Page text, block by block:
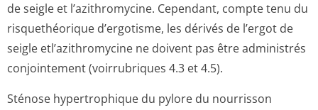
de seigle et l’azithromycine. Cependant, compte tenu du
risquethéorique d’ergotisme, les dérivés de l’ergot de
seigle etl’azithromycine ne doivent pas être administrés
conjointement (voirrubriques 4.3 et 4.5).
Sténose hypertrophique du pylore du nourrisson